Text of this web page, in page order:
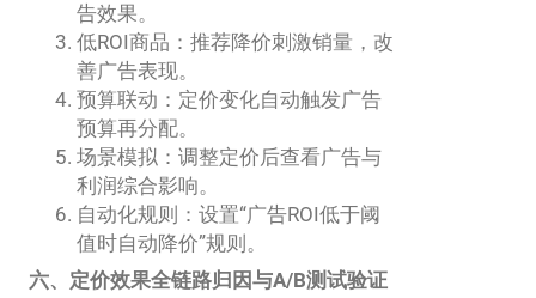
告效果。
低ROI商品：推荐降价刺激销量，改
善广告表现。
预算联动：定价变化自动触发广告
预算再分配。
场景模拟：调整定价后查看广告与
利润综合影响。
自动化规则：设置“广告ROI低于阈
值时自动降价”规则。
六、定价效果全链路归因与A/B测试验证